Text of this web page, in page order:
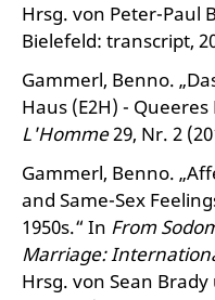
Hrsg. von Peter-Paul
Bielefeld: transcript,
Gammerl, Benno.
Haus (E2H) -
L'Homme29, Nr. 2
Gammerl, Benno.
and Same-Sex
1950s.“ In From
Marriage:
Hrsg. von Sean